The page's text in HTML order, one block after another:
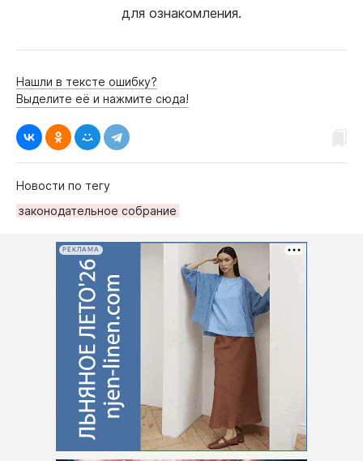
для ознакомления.
Нашли в тексте ошибку?
Выделите её и нажмите сюда!
Новости по тегу
законодательное собрание
РЕКЛАМА